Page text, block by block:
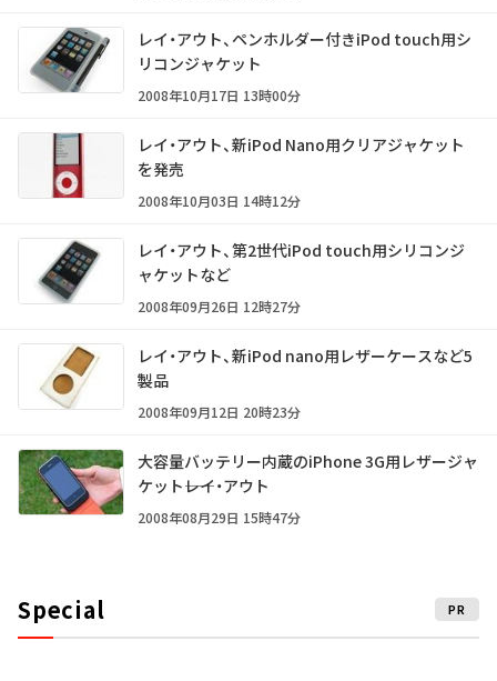
レイ・アウト、ペンホルダー付きiPod touch用シ
リコンジャケット
2008年10月17日 13時00分
レイ・アウト、新iPod Nano用クリアジャケット
を発売
2008年10月03日 14時12分
レイ・アウト、第2世代iPod touch用シリコンジ
ャケットなど
2008年09月26日 12時27分
レイ・アウト、新iPod nano用レザーケースなど5
製品
2008年09月12日 20時23分
大容量バッテリー内蔵のiPhone 3G用レザージャ
ケット――レイ・アウト
2008年08月29日 15時47分
Special PR